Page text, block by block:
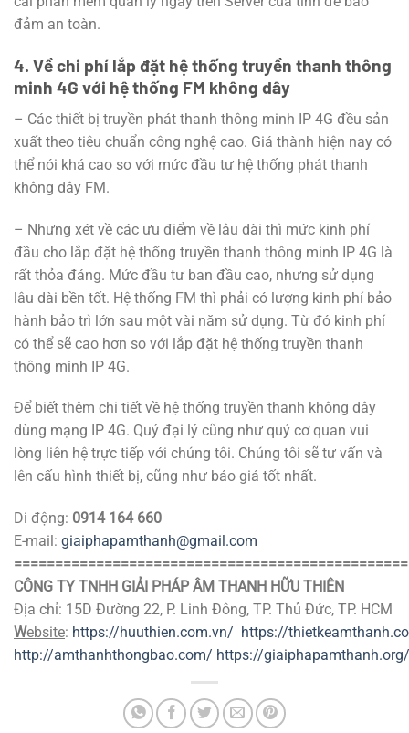
đảm an toàn.
4. Về chi phí lắp đặt hệ thống truyền thanh thông
minh 4G với hệ thống FM không dây
– Các thiết bị truyền phát thanh thông minh IP 4G đều sản
xuất theo tiêu chuẩn công nghệ cao. Giá thành hiện nay có
thể nói khá cao so với mức đầu tư hệ thống phát thanh
không dây FM.
– Nhưng xét về các ưu điểm về lâu dài thì mức kinh phí
đầu cho lắp đặt hệ thống truyền thanh thông minh IP 4G là
rất thỏa đáng. Mức đầu tư ban đầu cao, nhưng sử dụng
lâu dài bền tốt. Hệ thống FM thì phải có lượng kinh phí bảo
hành bảo trì lớn sau một vài năm sử dụng. Từ đó kinh phí
có thể sẽ cao hơn so với lắp đặt hệ thống truyền thanh
thông minh IP 4G.
Để biết thêm chi tiết về hệ thống truyền thanh không dây
dùng mạng IP 4G. Quý đại lý cũng như quý cơ quan vui
lòng liên hệ trực tiếp với chúng tôi. Chúng tôi sẽ tư vấn và
lên cấu hình thiết bị, cũng như báo giá tốt nhất.
Di động: 0914 164 660
E-mail: giaiphapamthanh@gmail.com
==============================================
CÔNG TY TNHH GIẢI PHÁP ÂM THANH HỮU THIÊN
Địa chỉ: 15D Đường 22, P. Linh Đông, TP. Thủ Đức, TP. HCM
Website: https://huuthien.com.vn/ https://t
http://amthanhthongbao.com/ https://giaiphapamthanh.org/